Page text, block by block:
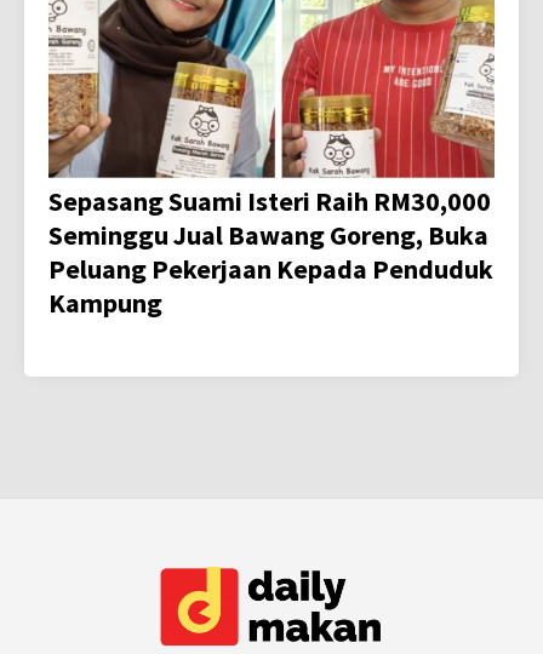
Sepasang Suami Isteri Raih RM30,000
Seminggu Jual Bawang Goreng, Buka
Peluang Pekerjaan Kepada Penduduk
Kampung